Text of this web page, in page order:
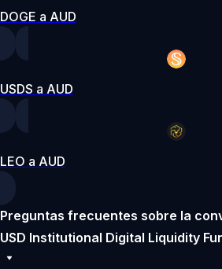
DOGE a AUD
USDS a AUD
LEO a AUD
Preguntas frecuentes sobre la
USD Institutional Digital Liquidity